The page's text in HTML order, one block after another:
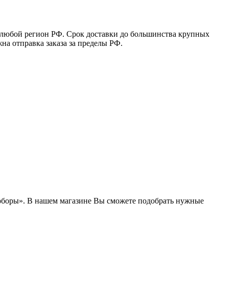
регион РФ. Срок доставки до большинства крупных
отправка заказа за пределы РФ.
В нашем магазине Вы сможете подобрать нужные